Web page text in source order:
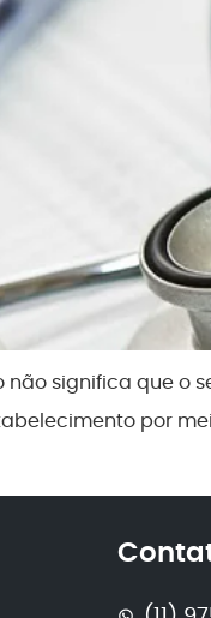
significa que o
por